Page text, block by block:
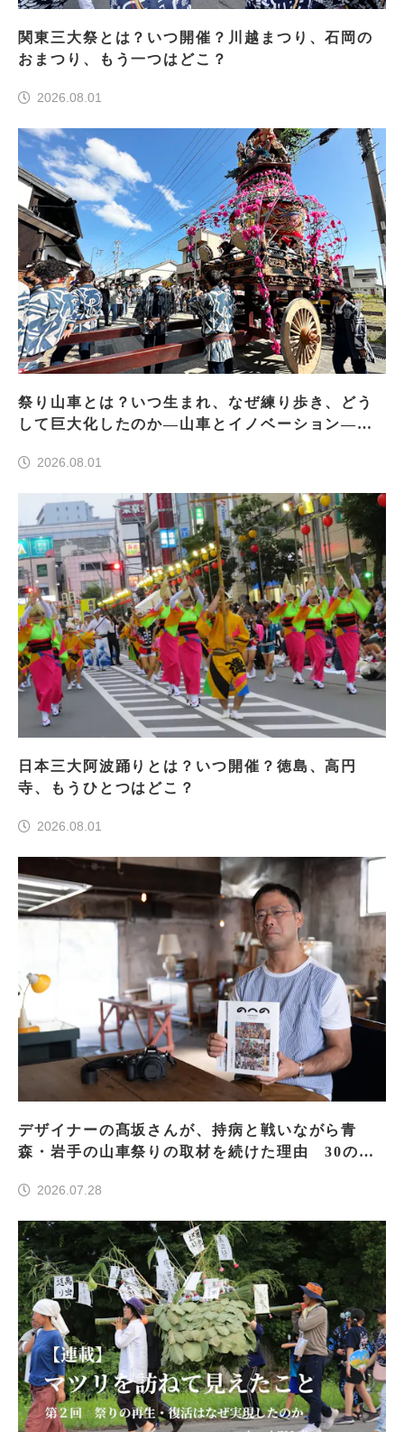
関東三大祭とは？いつ開催？川越まつり、石岡の
おまつり、もう一つはどこ？
2026.08.01
祭り山車とは？いつ生まれ、なぜ練り歩き、どう
して巨大化したのか―山車とイノベーション―＜
2026.08.01
日本三大阿波踊りとは？いつ開催？徳島、高円
寺、もうひとつはどこ？
2026.08.01
デザイナーの髙坂さんが、持病と戦いながら青
森・岩手の山車祭りの取材を続けた理由 30の山
2026.07.28